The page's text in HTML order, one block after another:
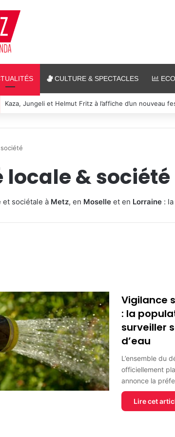
CULTURE & SPECTACLES
Reconstitution, spectacles et cinéma pour l’édition
& société
sociétale à Metz, en Moselleet en Lorraine: la
Vigilance
: la
surveiller
d’eau
L’ensemble du
officiellement
annonce la
Lire cet